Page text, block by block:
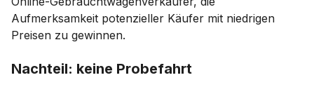
Aufmerksamkeit potenzieller Käufer mit niedrigen
Preisen zu gewinnen.
Nachteil: keine Probefahrt